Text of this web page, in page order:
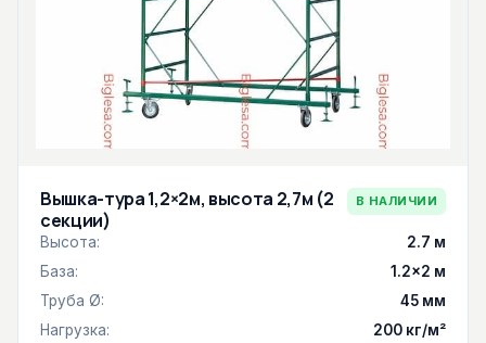
Вышка-тура 1,2×2м, высота 2,7м (2
секции)
В НАЛИЧИИ
Высота:
2.7 м
База:
1.2×2 м
Труба Ø:
45 мм
Нагрузка:
200 кг/м²